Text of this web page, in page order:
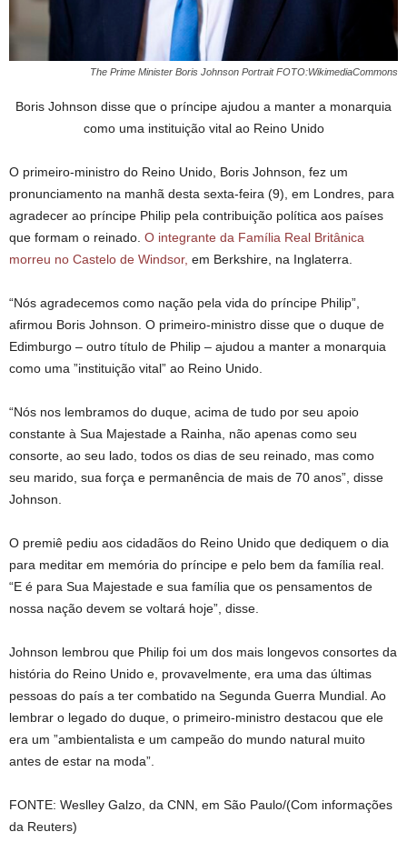
The Prime Minister Boris Johnson Portrait FOTO:WikimediaCommons
Boris Johnson disse que o príncipe ajudou a manter a monarquia
como uma instituição vital ao Reino Unido
O primeiro-ministro do Reino Unido, Boris Johnson, fez um
pronunciamento na manhã desta sexta-feira (9), em Londres, para
agradecer ao príncipe Philip pela contribuição política aos países
que formam o reinado. O integrante da Família Real Britânica
morreu no Castelo de Windsor, em Berkshire, na Inglaterra.
“Nós agradecemos como nação pela vida do príncipe Philip”,
afirmou Boris Johnson. O primeiro-ministro disse que o duque de
Edimburgo – outro título de Philip – ajudou a manter a monarquia
como uma ”instituição vital” ao Reino Unido.
“Nós nos lembramos do duque, acima de tudo por seu apoio
constante à Sua Majestade a Rainha, não apenas como seu
consorte, ao seu lado, todos os dias de seu reinado, mas como
seu marido, sua força e permanência de mais de 70 anos”, disse
Johnson.
O premiê pediu aos cidadãos do Reino Unido que dediquem o dia
para meditar em memória do príncipe e pelo bem da família real.
“E é para Sua Majestade e sua família que os pensamentos de
nossa nação devem se voltará hoje”, disse.
Johnson lembrou que Philip foi um dos mais longevos consortes da
história do Reino Unido e, provavelmente, era uma das últimas
pessoas do país a ter combatido na Segunda Guerra Mundial. Ao
lembrar o legado do duque, o primeiro-ministro destacou que ele
era um ”ambientalista e um campeão do mundo natural muito
antes de estar na moda”.
FONTE: Weslley Galzo, da CNN, em São Paulo/(Com informações
da Reuters)